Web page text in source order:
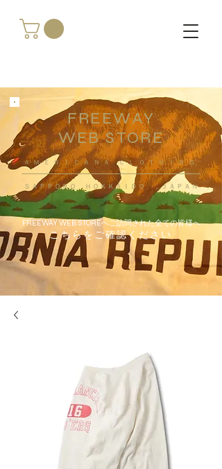
FREEWAY
WEB STORE
​ＡＭＥＲＩＣＡＮＡ ＣＬＯＴＨＩＮＧ
ＳＡＰＰＯＲＯ ＨＯＫＫＡＩＤＯ ，ＪＡＰＡＮ
FREEWAY WEB STOREへご訪問された全ての皆様へ
こちらをご確認ください